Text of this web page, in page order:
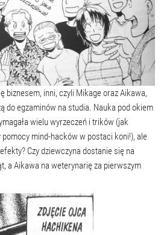
biznesem, inni, czyli Mikage oraz Aikawa,
do egzaminów na studia. Nauka pod okiem
wielu wyrzeczeń i trików (jak
mind-hacków w postaci koni!), ale
Czy dziewczyna dostanie się na
a Aikawa na weterynarię za pierwszym